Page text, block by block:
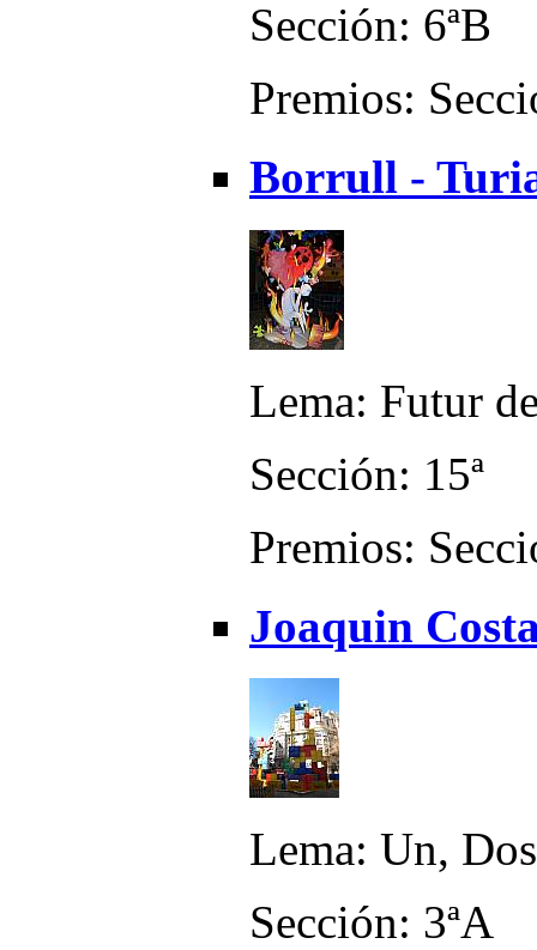
Sección: 6ªB
Premios:
Borrull -
Lema: Futur
Sección: 15ª
Premios:
Joaquin
Lema: Un,
Sección: 3ªA